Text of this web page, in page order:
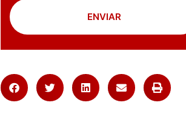
ENVIAR